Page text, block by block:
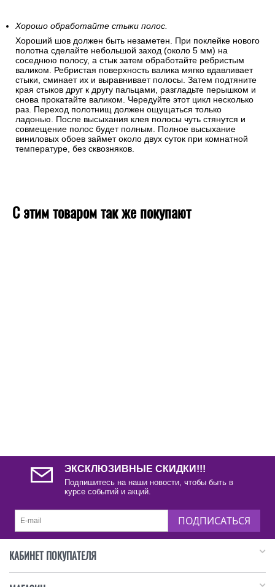
Хорошо обработайте стыки полос.
Хороший шов должен быть незаметен. При поклейке нового
полотна сделайте небольшой заход (около 5 мм) на
соседнюю полосу, а стык затем обработайте ребристым
валиком. Ребристая поверхность валика мягко вдавливает
стыки, сминает их и выравнивает полосы. Затем подтяните
края стыков друг к другу пальцами, разгладьте перышком и
снова прокатайте валиком. Чередуйте этот цикл несколько
раз. Переход полотнищ должен ощущаться только
ладонью. После высыхания клея полосы чуть стянутся и
совмещение полос будет полным. Полное высыхание
виниловых обоев займет около двух суток при комнатной
температуре, без сквозняков.
С этим товаром так же покупают
ЭКСКЛЮЗИВНЫЕ СКИДКИ!!!
Подпишитесь на наши новости, чтобы быть в
курсе событий и акций.
ПОДПИСАТЬСЯ
КАБИНЕТ ПОКУПАТЕЛЯ